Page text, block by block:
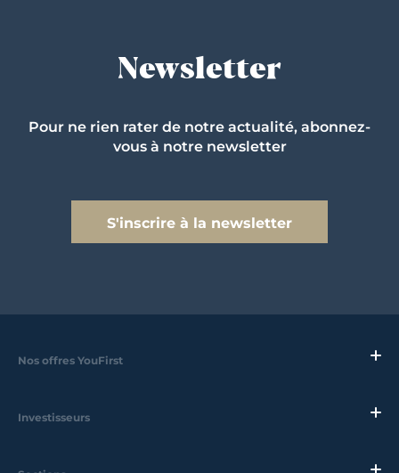
Newsletter
Pour ne rien rater de notre actualité, abonnez-
vous à notre newsletter
S'inscrire à la newsletter
Nos offres YouFirst
Investisseurs